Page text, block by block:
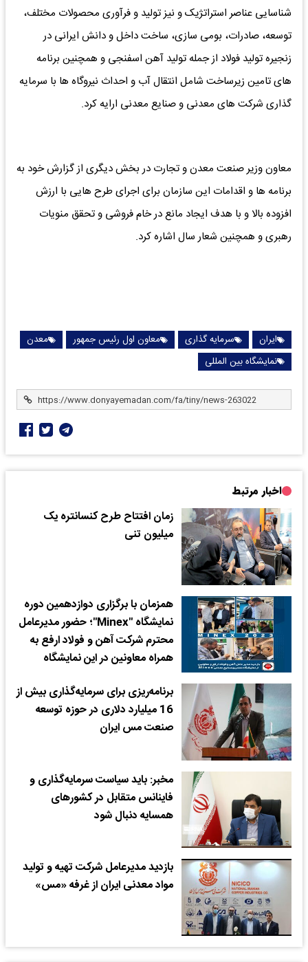
شناسایی عناصر استراتژیک و نیز تولید و فرآوری محصولات مختلف،
توسعه، صادرات، بومی سازی، ساخت داخل و دانش ایرانی در
زنجیره تولید فولاد از جمله تولید آهن اسفنجی و همچنین برنامه
های تامین زیرساخت شامل انتقال آب و احداث نیروگاه ها با سرمایه
گذاری شرکت های معدنی و صنایع معدنی ارایه کرد.
معاون وزیر صنعت معدن و تجارت در بخش دیگری از گزارش خود به
برنامه ها و اقدامات این سازمان برای اجرای طرح هایی با ارزش
افزوده بالا و با هدف ایجاد مانع در خام فروشی و تحقق منویات
رهبری و همچنین شعار سال اشاره کرد.
ایران سرمایه گذاری معاون اول رئیس جمهور
معدن
نمایشگاه بین المللی
اخبار مرتبط
زمان افتتاح طرح کنسانتره یک
میلیون تنی
همزمان با برگزاری دوازدهمین دوره
نمایشگاه "Minex"؛ حضور مدیرعامل
محترم شرکت آهن و فولاد ارفع به
همراه معاونین در این نمایشگاه
برنامه‌ریزی برای سرمایه‌گذاری بیش ‌از
16 میلیارد دلاری در حوزه توسعه
صنعت مس ایران
مخبر: باید سیاست سرمایه‌گذاری و
فاینانس متقابل در کشورهای
همسایه دنبال شود
بازدید مدیرعامل شرکت تهیه و تولید
مواد معدنی ایران از غرفه «مس»